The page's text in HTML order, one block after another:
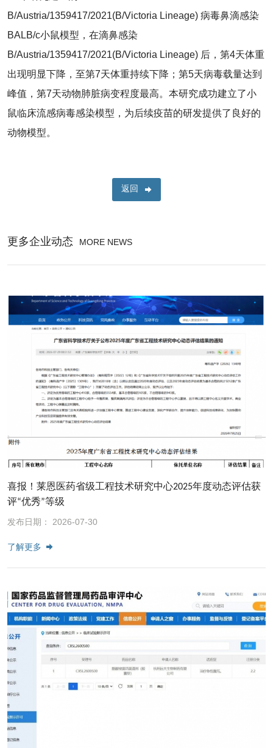
B/Austria/1359417/2021(B/Victoria Lineage) 病毒鼻滴感染
BALB/c小鼠模型，在滴鼻感染
B/Austria/1359417/2021(B/Victoria Lineage) 后，第4天体重
出现明显下降，至第7天体重持续下降；第5天病毒载量达到
峰值，第7天动物肺脏病变程度最高。本研究成功建立了小
鼠临床流感病毒感染模型，为后续疫苗的研发提供了良好的
动物模型。
返回
更多企业动态 MORE NEWS
喜报！莱恩医药省级工程技术研究中心2025年度动态评估获
评“优秀”等级
发布日期： 2026-07-30
了解更多